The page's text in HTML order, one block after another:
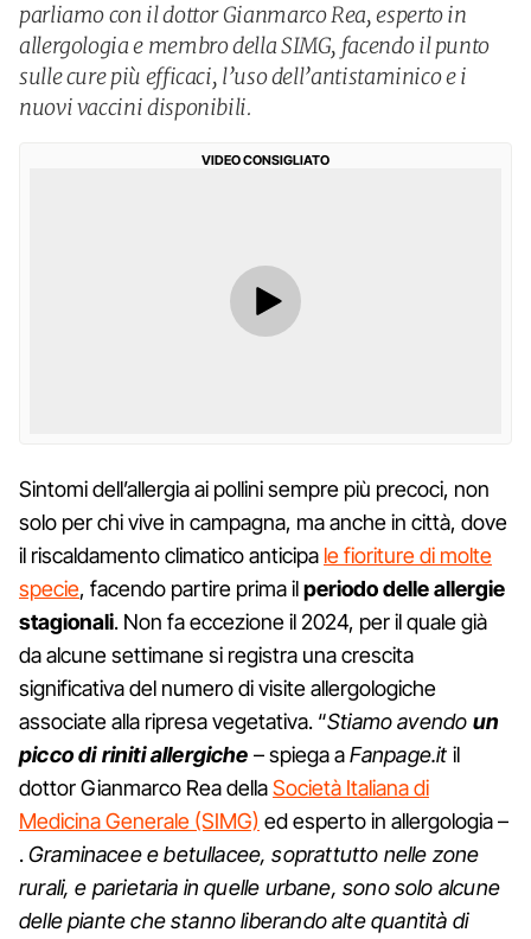
parliamo con il dottor Gianmarco Rea, esperto in
allergologia e membro della SIMG, facendo il punto
sulle cure più efficaci, l’uso dell’antistaminico e i
nuovi vaccini disponibili.
VIDEO CONSIGLIATO
Sintomi dell’allergia ai pollini sempre più precoci, non
solo per chi vive in campagna, ma anche in città, dove
il riscaldamento climatico anticipa le fioriture di molte
specie, facendo partire prima ilperiodo delle allergie
stagionali. Non fa eccezione il 2024, per il quale già
da alcune settimane si registra una crescita
significativa del numero di visite allergologiche
associate alla ripresa vegetativa. “Stiamo avendo un
picco di riniti allergiche – spiega aFanpage.it il
dottor Gianmarco Rea dellaSocietà Italiana di
Medicina Generale (SIMG) ed esperto in allergologia –
.Graminacee e betullacee, soprattutto nelle zone
rurali, e parietaria in quelle urbane, sono solo alcune
delle piante che stanno liberando alte quantità di